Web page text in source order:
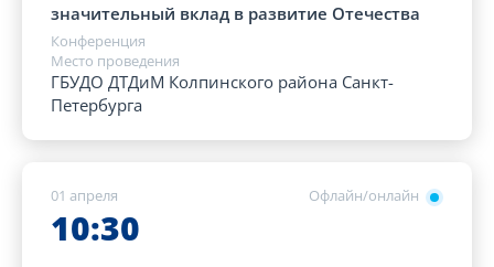
значительный вклад в развитие Отечества
Конференция
Место проведения
ГБУДО ДТДиМ Колпинского района Санкт-
Петербурга
Офлайн/онлайн
01 апреля
10:30